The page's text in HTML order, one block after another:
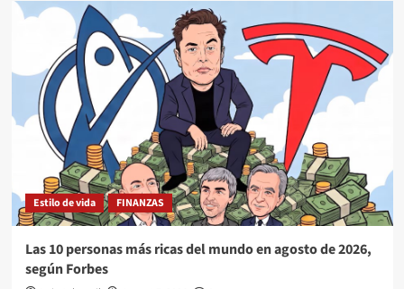
Estilo de vida FINANZAS
Las 10 personas más ricas del mundo en agosto de 2026,
según Forbes